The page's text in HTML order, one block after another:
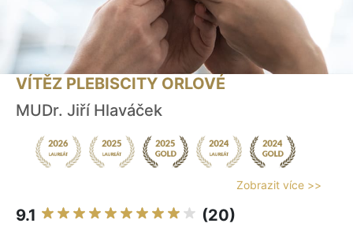
VÍTĚZ PLEBISCITY ORLOVÉ
MUDr. Jiří Hlaváček
Zobrazit více >>
9.1 (20)